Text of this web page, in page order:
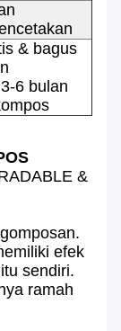
& bagus
6 bulan
&
efek
sendiri.
ramah